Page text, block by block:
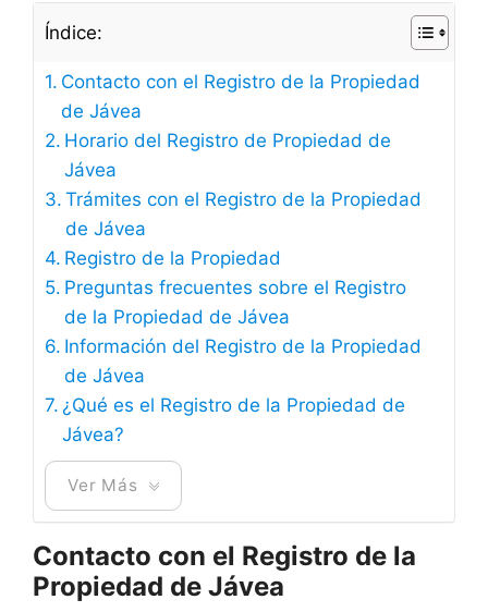
Índice:
Contacto con el Registro de la Propiedad
de Jávea
Horario del Registro de Propiedad de
Jávea
Trámites con el Registro de la Propiedad
de Jávea
Registro de la Propiedad
Preguntas frecuentes sobre el Registro
de la Propiedad de Jávea
Información del Registro de la Propiedad
de Jávea
¿Qué es el Registro de la Propiedad de
Jávea?
Ver Más
Contacto con el Registro de la
Propiedad de Jávea